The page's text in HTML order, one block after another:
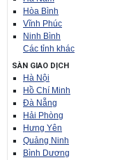
Hòa Bình
Vĩnh Phúc
Ninh Bình
Các tỉnh khác
SÀN GIAO DỊCH
Hà Nội
Hồ Chí Minh
Đà Nẵng
Hải Phòng
Hưng Yên
Quảng Ninh
Bình Dương